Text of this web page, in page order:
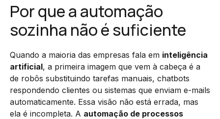
Por que a automação
sozinha não é suficiente
Quando a maioria das empresas fala em inteligência
artificial, a primeira imagem que vem à cabeça é a
de robôs substituindo tarefas manuais, chatbots
respondendo clientes ou sistemas que enviam e-mails
automaticamente. Essa visão não está errada, mas
ela é incompleta. A automação de processos